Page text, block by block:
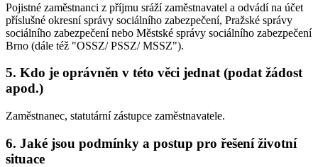
Pojistné zaměstnanci z příjmu sráží zaměstnavatel a odvádí na účet
příslušné okresní správy sociálního zabezpečení, Pražské správy
sociálního zabezpečení nebo Městské správy sociálního zabezpečení
Brno (dále též "OSSZ/ PSSZ/ MSSZ").
5. Kdo je oprávněn v této věci jednat (podat žádost
apod.)
Zaměstnanec, statutární zástupce zaměstnavatele.
6. Jaké jsou podmínky a postup pro řešení životní
situace